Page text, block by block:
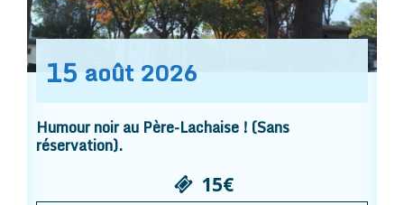
15 août 2026
Humour noir au Père-Lachaise ! (Sans
réservation).
15€